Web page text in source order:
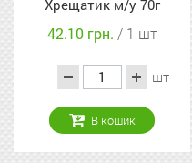
Хрещатик м/у 70г
42.10 грн. / 1 шт
шт
В кошик